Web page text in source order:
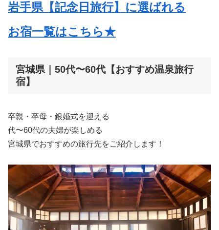
岩手県【記念日旅行】に選ばれる
お宿一覧はこちら★
宮城県｜50代〜60代【おすすめ温泉旅行
宿】
卒親・卒母・銀婚式を迎える
代〜60代の夫婦が楽しめる
宮城県でおすすめの旅行先をご紹介します！